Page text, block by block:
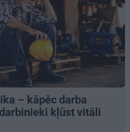
– kāpēc darba
kļūst vitāli